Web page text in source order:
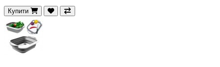
Купити